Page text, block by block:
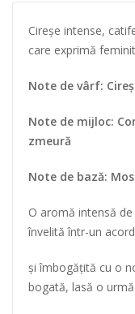
Cireșe intense,
care exprimă
Note de vârf:
Note de mijloc:
zmeură
Note de bază:
O aromă intensă
învelită într-un
și îmbogățită cu o
bogată, lasă o